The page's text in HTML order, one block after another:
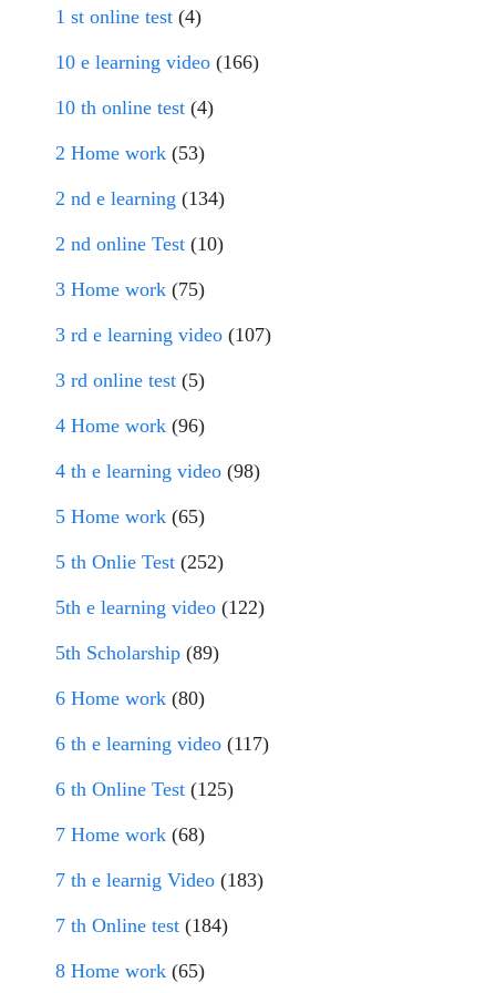
1 st online test (4)
10 e learning video (166)
10 th online test (4)
2 Home work (53)
2 nd e learning (134)
2 nd online Test (10)
3 Home work (75)
3 rd e learning video (107)
3 rd online test (5)
4 Home work (96)
4 th e learning video (98)
5 Home work (65)
5 th Onlie Test (252)
5th e learning video (122)
5th Scholarship (89)
6 Home work (80)
6 th e learning video (117)
6 th Online Test (125)
7 Home work (68)
7 th e learnig Video (183)
7 th Online test (184)
8 Home work (65)